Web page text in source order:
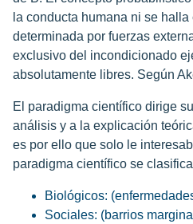
la conducta humana ni se
determinada por fuerzas
exclusivo del incondicionado
absolutamente libres. Según
El paradigma científico dirige
análisis y a la explicación
es por ello que solo le
paradigma científico se
Biológicos:
Sociales: (barrios